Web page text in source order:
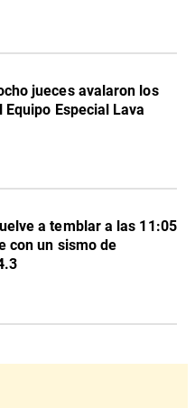
jueces avalaron los
Especial Lava
a temblar a las 11:05
con un sismo de